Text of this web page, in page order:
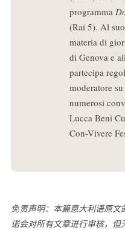
programma
(Rai 5). Al
materia di
di Genova e
partecipa
moderatore
numerosi
Lucca Beni
Con-Vivere
免责声明：本篇意大利语原
诺会对所有文章进行审核，